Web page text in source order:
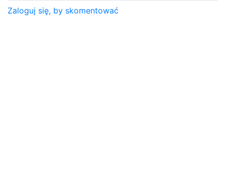
Zaloguj się, by skomentować